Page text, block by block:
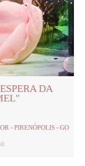
DA
- PIRENÓPOLIS - GO